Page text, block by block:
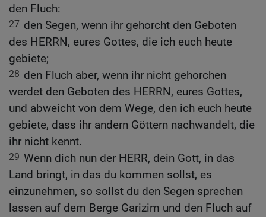
den Fluch:
27 den Segen, wenn ihr gehorcht den Geboten
des HERRN, eures Gottes, die ich euch heute
gebiete;
28 den Fluch aber, wenn ihr nicht gehorchen
werdet den Geboten des HERRN, eures Gottes,
und abweicht von dem Wege, den ich euch heute
gebiete, dass ihr andern Göttern nachwandelt, die
ihr nicht kennt.
29 Wenn dich nun der HERR, dein Gott, in das
Land bringt, in das du kommen sollst, es
einzunehmen, so sollst du den Segen sprechen
lassen auf dem Berge Garizim und den Fluch auf